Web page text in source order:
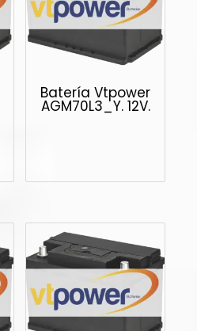
Batería Vtpower
AGM70L3_Y. 12V.